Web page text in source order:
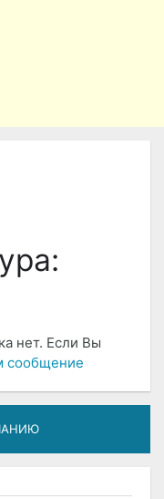
нет. Если Вы
сообщение